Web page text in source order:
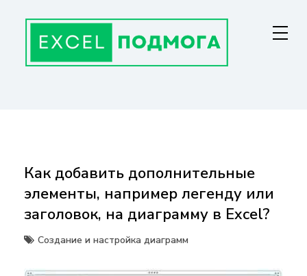
содержанию
Как добавить дополнительные
элементы, например легенду или
заголовок, на диаграмму в Excel?
Создание и настройка диаграмм